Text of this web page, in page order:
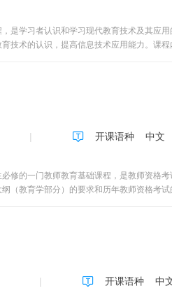
是学习者认识和学习现代教育技术及其应
技术的认识，提高信息技术应用能力。课
开课语种 中文
修的一门教师教育基础课程，是教师资格
（教育学部分）的要求和历年教师资格考
入qq群：983765356，哈尔滨学院公共课教
开课语种 中